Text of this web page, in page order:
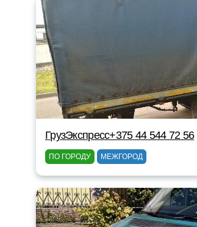
ГрузЭкспресс+375 44 544 72 56
ПО ГОРОДУ МЕЖГОРОД